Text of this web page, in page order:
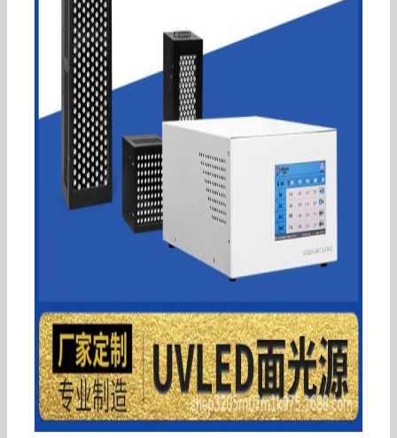
UVLED固化灯UV固化灯灯头UVLED固化机UVLED
设备UV机